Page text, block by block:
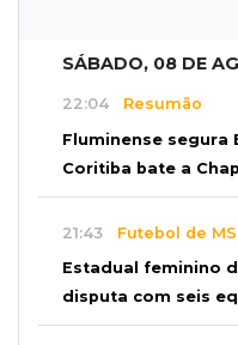
SÁBADO, 08 DE
22:04 Resumão
Fluminense
Coritiba bate a
21:43 Futebol de MS
Estadual feminino
disputa com seis